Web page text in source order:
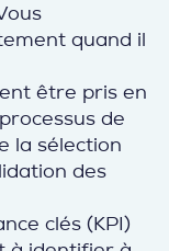
quand il
être pris en
de
la sélection
des
clés (KPI)